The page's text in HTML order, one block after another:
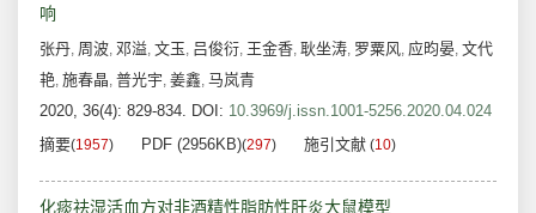
响
张丹, 周波, 邓溢, 文玉, 吕俊衍, 王金香, 耿坐涛, 罗粟风, 应昀晏, 文代
艳, 施春晶, 普光宇, 姜鑫, 马岚青
2020, 36(4): 829-834. DOI: 10.3969/j.issn.1001-5256.2020.04.024
摘要(1957) PDF (2956KB)(297) 施引文献 (10)
化痰祛湿活血方对非酒精性脂肪性肝炎大鼠模型